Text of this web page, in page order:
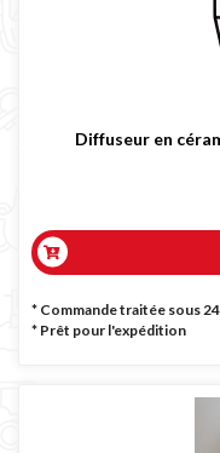
Diffuseur en
* Commande traitée sous
* Prêt pour l'expédition